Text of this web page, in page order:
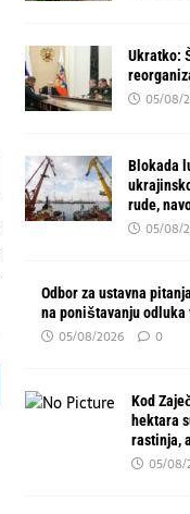
Ukratko:
05/08/
Blokada
rude,
05/08/
Odbor za ustavna
na poništavanju
05/08/2026 0
Kod
hektara
rastinja,
05/08/